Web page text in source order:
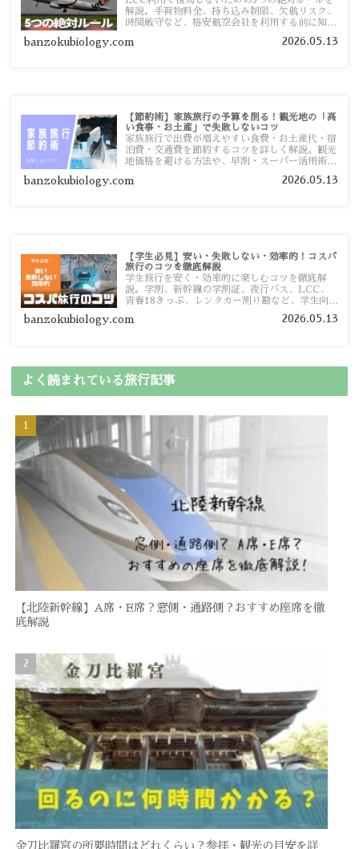
解説。手荷物料金、持ち込み制限、欠航リスク、
時間厳守など、格安航空会社を利用する前に知っ
す。
banzokubiology.com 2026.05.13
【節約術】家族旅行の予算を削る！観光地の「高
い食事・お土産」で失敗しないコツ
家族旅行で出費が増えやすい食費・お土産代・宿
泊費・交通費を節約するコツを詳しく解説。観光
地価格を避ける方法や、早割・スーパー活用術、
banzokubiology.com 2026.05.13
【学生必見】安い・失敗しない・効率的！コスパ
旅行のコツを徹底解説
学生旅行を安く・効率的に楽しむコツを徹底解
説。学割、新幹線の学割証、夜行バス、LCC、
青春18きっぷ、レンタカー割り勘など、学生向け
banzokubiology.com 2026.05.13
よく読まれている旅行記事
【北陸新幹線】A席・E席？窓側・通路側？おすすめ座席を徹
底解説
金刀比羅宮の所要時間はどれくらい？参拝・観光の目安を詳